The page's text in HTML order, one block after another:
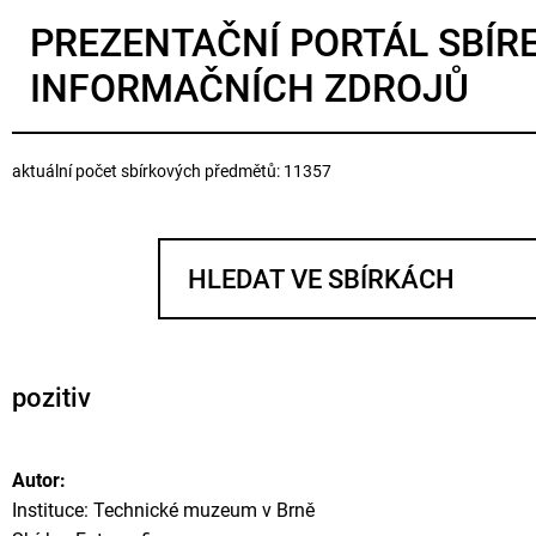
PREZENTAČNÍ PORTÁL
INFORMAČNÍCH ZDROJŮ
aktuální počet sbírkových předmětů: 11357
pozitiv
Autor:
Instituce: Technické muzeum v Brně